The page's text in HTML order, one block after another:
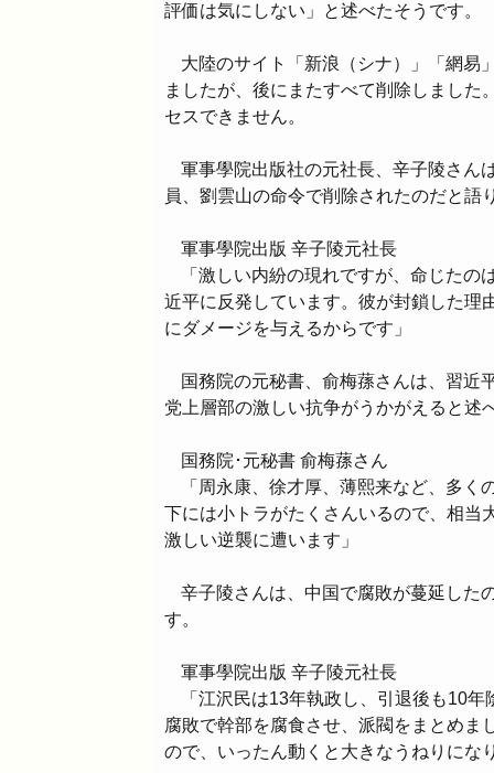
評価は気にしない」と述べたそうです。
大陸のサイト「新浪（シナ）」「網易
ましたが、後にまたすべて削除しまし
セスできません。
軍事學院出版社の元社長、辛子陵さん
員、劉雲山の命令で削除されたのだと語
軍事學院出版 辛子陵元社長
「激しい内紛の現れですが、命じた
近平に反発しています。彼が封鎖した理
にダメージを与えるからです」
国務院の元秘書、俞梅蓀さんは、習近
党上層部の激しい抗争がうかがえると述
国務院･元秘書 俞梅蓀さん
「周永康、徐才厚、薄熙来など、多
下には小トラがたくさんいるので、相当
激しい逆襲に遭います」
辛子陵さんは、中国で腐敗が蔓延した
す。
軍事學院出版 辛子陵元社長
「江沢民は13年執政し、引退後も10
腐敗で幹部を腐食させ、派閥をまとめま
ので、いったん動くと大きなうねりにな